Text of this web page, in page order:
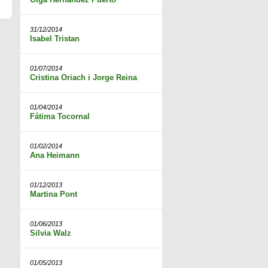
31/12/2014
Isabel Tristan
01/07/2014
Cristina Oriach i Jorge Reina
01/04/2014
Fátima Tocornal
01/02/2014
Ana Heimann
01/12/2013
Martina Pont
01/06/2013
Silvia Walz
01/05/2013